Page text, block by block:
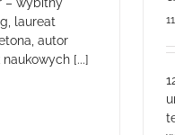
laureat
autor
[...]